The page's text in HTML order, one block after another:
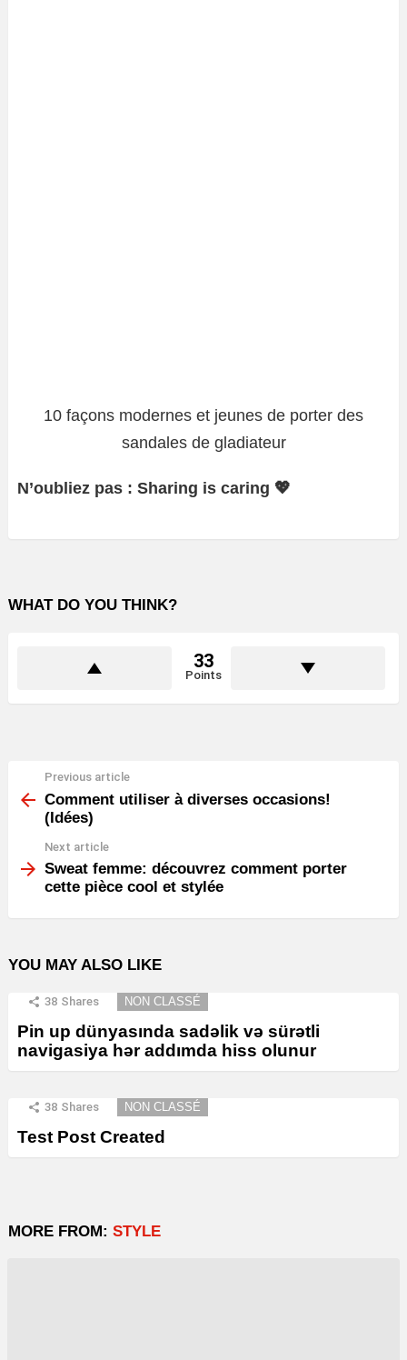
10 façons modernes et jeunes de porter des
sandales de gladiateur
N’oubliez pas : Sharing is caring 💖
WHAT DO YOU THINK?
33
Points
more
Previous article
Comment utiliser à diverses occasions!
(Idées)
Next article
Sweat femme: découvrez comment porter
cette pièce cool et stylée
YOU MAY ALSO LIKE
38 Shares NON CLASSÉ
Pin up dünyasında sadəlik və sürətli
navigasiya hər addımda hiss olunur
38 Shares NON CLASSÉ
Test Post Created
MORE FROM: STYLE